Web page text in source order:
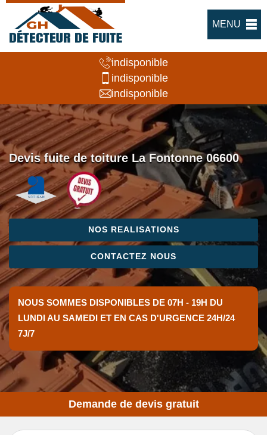
MENU
indisponible
indisponible
indisponible
Devis fuite de toiture La Fontonne 06600
NOS REALISATIONS
CONTACTEZ NOUS
NOUS SOMMES DISPONIBLES DE 07H - 19H DU
LUNDI AU SAMEDI ET EN CAS D'URGENCE 24H/24
7J/7
Demande de devis gratuit